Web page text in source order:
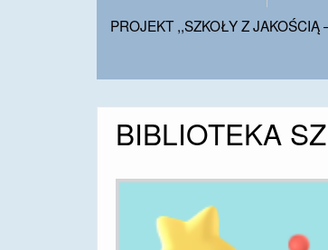
PROJEKT ,,SZKOŁY Z
BIBLIOTEKA